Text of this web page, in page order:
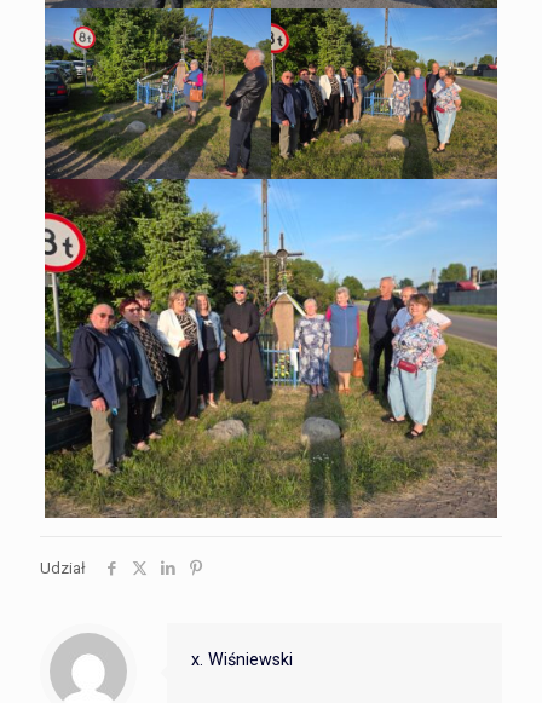
Udział
x. Wiśniewski